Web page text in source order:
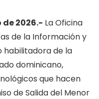
de 2026.- La Oficina
de la Información y
habilitadora de la
dominicano,
que hacen
de Salida del Menor